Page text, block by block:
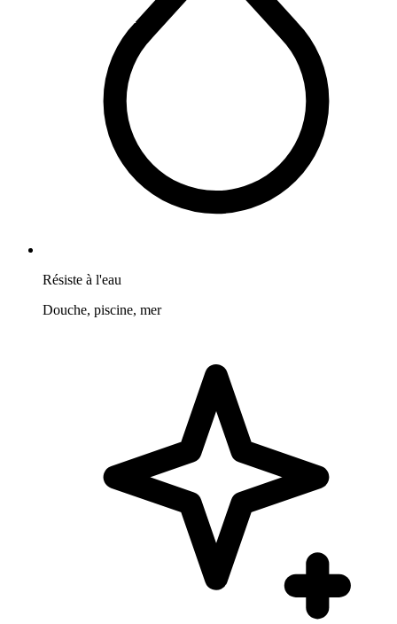
Résiste à l'eau
Douche, piscine, mer